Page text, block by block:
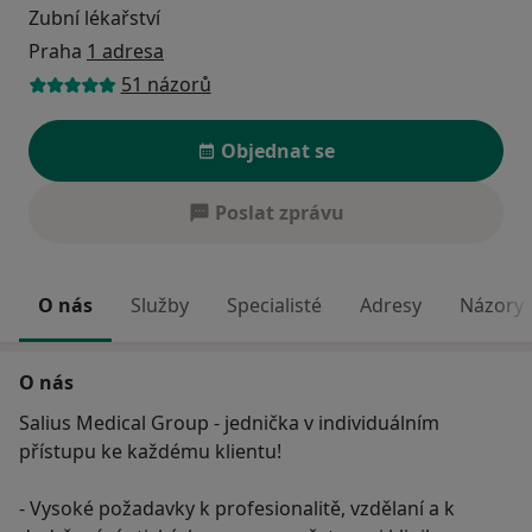
Zubní lékařství
Praha 1 adresa
51 názorů
Objednat se
Poslat zprávu
O nás Služby Specialisté Adresy Názory
O nás
Salius Medical Group - jednička v individuálním
přístupu ke každému klientu!
- Vysoké požadavky k profesionalitě, vzdělaní a k